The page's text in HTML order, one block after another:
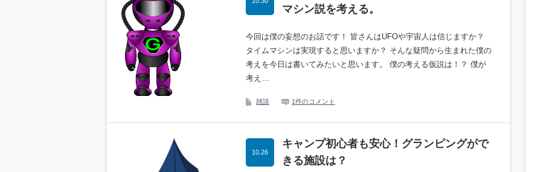
マシン説を考える。
今回は僕の妄想のお話です！ 皆さんはUFOや宇宙人は信じますか？
タイムマシンは実現すると思いますか？ そんな疑問から生まれた僕の
考えを今日は書いてみたいと思います。 僕の考える仮説は！？ 僕が
考え…
雑談 1件のコメント
キャンプ初心者も安心！グランピングがで
きる施設は？
10.26